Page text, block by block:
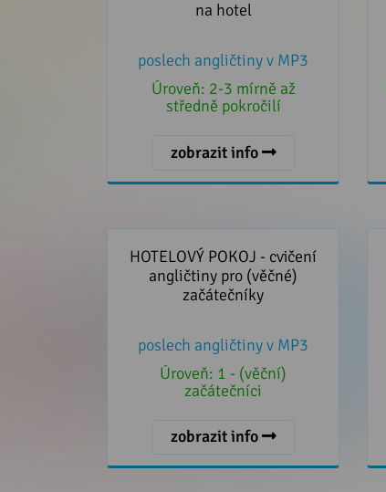
na hotel
poslech angličtiny v MP3
Úroveň: 2-3 mírně až
středně pokročilí
zobrazit info
angličtiny pro (věčné)
začátečníky
HOTELOVÝ POKOJ - cvičení
angličtiny pro (věčné)
začátečníky
poslech angličtiny v MP3
Úroveň: 1 - (věční)
začátečníci
zobrazit info